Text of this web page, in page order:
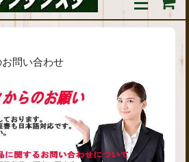
問い合わせ